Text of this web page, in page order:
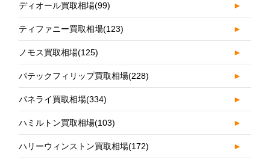
ディオール買取相場(99) ►
ティファニー買取相場(123) ►
ノモス買取相場(125) ►
パテックフィリップ買取相場(228) ►
パネライ買取相場(334) ►
ハミルトン買取相場(103) ►
ハリーウィンストン買取相場(172) ►